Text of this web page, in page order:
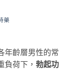
藥
年齡層男性的常
負荷下，​ 勃起功